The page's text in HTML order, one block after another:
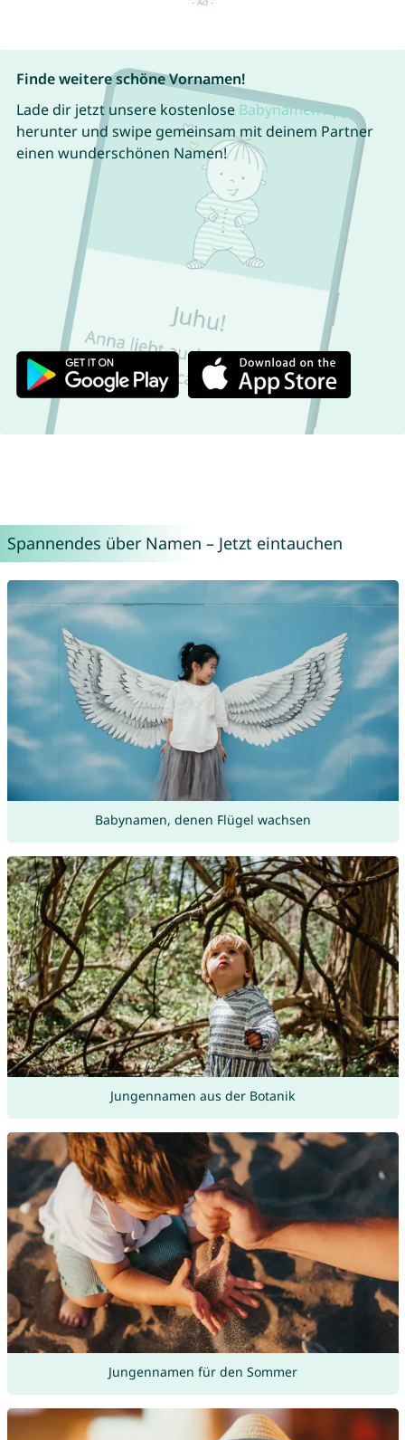
Finde weitere schöne Vornamen!
Lade dir jetzt unsere kostenlose Babynamen App
herunter und swipe gemeinsam mit deinem Partner
einen wunderschönen Namen!
Spannendes über Namen – Jetzt eintauchen
Babynamen, denen Flügel wachsen
Jungennamen aus der Botanik
Jungennamen für den Sommer